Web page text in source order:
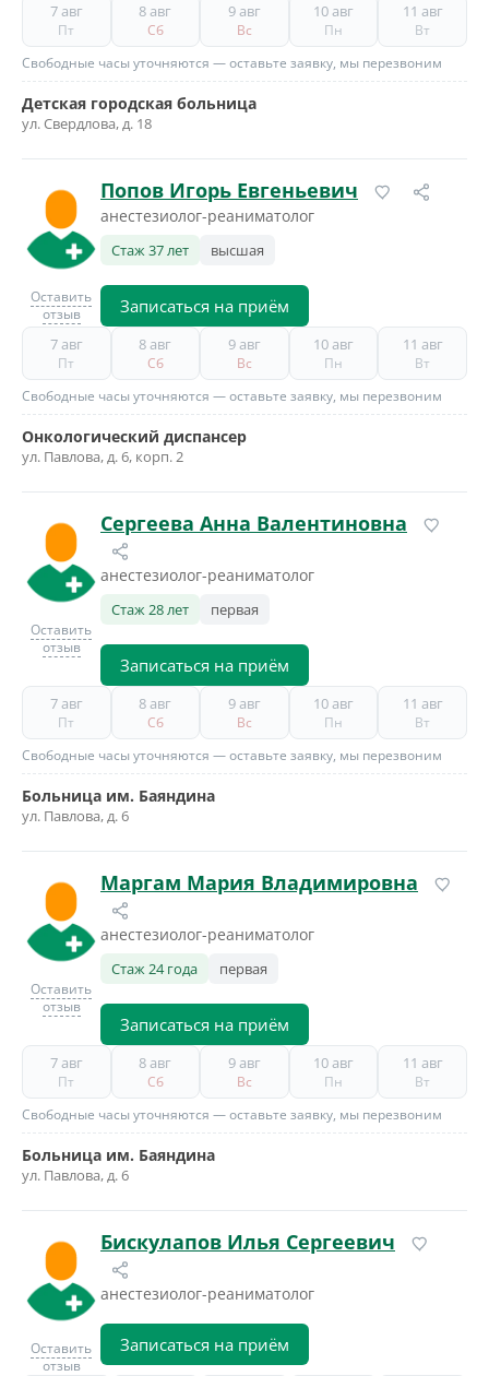
7 авг
Пт
8 авг
Сб
9 авг
Вс
10 авг
Пн
11 авг
Вт
Свободные часы уточняются — оставьте заявку, мы перезвоним
Детская городская больница
ул. Свердлова, д. 18
Оставить
отзыв
Попов Игорь Евгеньевич
анестезиолог-реаниматолог
Стаж 37 лет высшая
Записаться на приём
7 авг
Пт
8 авг
Сб
9 авг
Вс
10 авг
Пн
11 авг
Вт
Свободные часы уточняются — оставьте заявку, мы перезвоним
Онкологический диспансер
ул. Павлова, д. 6, корп. 2
Оставить
отзыв
Сергеева Анна Валентиновна
анестезиолог-реаниматолог
Стаж 28 лет первая
Записаться на приём
7 авг
Пт
8 авг
Сб
9 авг
Вс
10 авг
Пн
11 авг
Вт
Свободные часы уточняются — оставьте заявку, мы перезвоним
Больница им. Баяндина
ул. Павлова, д. 6
Оставить
отзыв
Маргам Мария Владимировна
анестезиолог-реаниматолог
Стаж 24 года первая
Записаться на приём
7 авг
Пт
8 авг
Сб
9 авг
Вс
10 авг
Пн
11 авг
Вт
Свободные часы уточняются — оставьте заявку, мы перезвоним
Больница им. Баяндина
ул. Павлова, д. 6
Оставить
отзыв
Бискулапов Илья Сергеевич
анестезиолог-реаниматолог
Записаться на приём